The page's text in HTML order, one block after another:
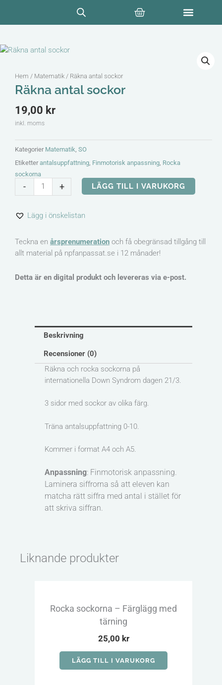
innehåll
Varukorg
Hem / Matematik / Räkna antal sockor
Räkna antal sockor
19,00 kr
inkl. moms
Kategorier Matematik, SO
Etiketter antalsuppfattning, Finmotorisk anpassning, Rocka
sockorna
-
antal
mängd
+ LÄGG TILL I VARUKORG
Lägg i önskelistan
Teckna en årsprenumeration och få obegränsad tillgång till
allt material på npfanpassat.se i 12 månader!
Detta är en digital produkt och levereras via e-post.
Beskrivning
Recensioner (0)
Räkna och rocka sockorna på
internationella Down Syndrom dagen 21/3.
3 sidor med sockor av olika färg.
Träna antalsuppfattning 0-10.
Kommer i format A4 och A5.
Anpassning: Finmotorisk anpassning.
Laminera siffrorna så att eleven kan
matcha rätt siffra med antal i stället för
att skriva siffran.
Liknande produkter
Rocka sockorna – Färglägg med
tärning
25,00 kr
LÄGG TILL I VARUKORG